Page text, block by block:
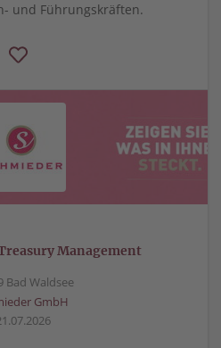
und Führungskräften.
Management
Bad Waldsee
GmbH